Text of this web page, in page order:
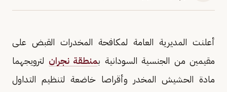
أعلنت المديرية العامة لمكافحة المخدرات القبض على
مقيمين من الجنسية السودانية بمنطقة نجران لترويجهما
مادة الحشيش المخدر وأقراصا خاضعة لتنظيم التداول